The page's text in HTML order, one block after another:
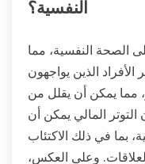
النفسية؟
الصحة النفسية، مما
الأفراد الذين يواجهون
مما يمكن أن يقلل من
التوتر المالي يمكن أن
بما في ذلك الاكتئاب
وعلى العكس،